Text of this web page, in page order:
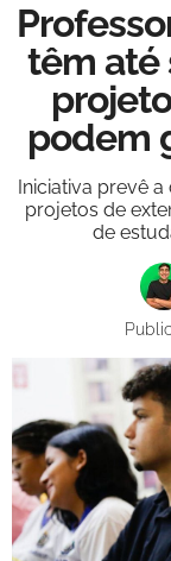
têm até
podem
Iniciativa prevê
projetos de
de